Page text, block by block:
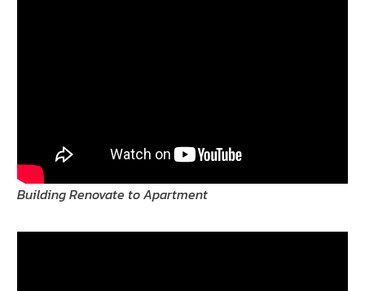
Building Renovate to Apartment